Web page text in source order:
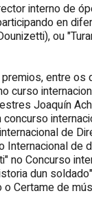
interno de
en
ou
entre
curso
Joaquín
de
Internacional de
no Concurso
dun
o Certame de